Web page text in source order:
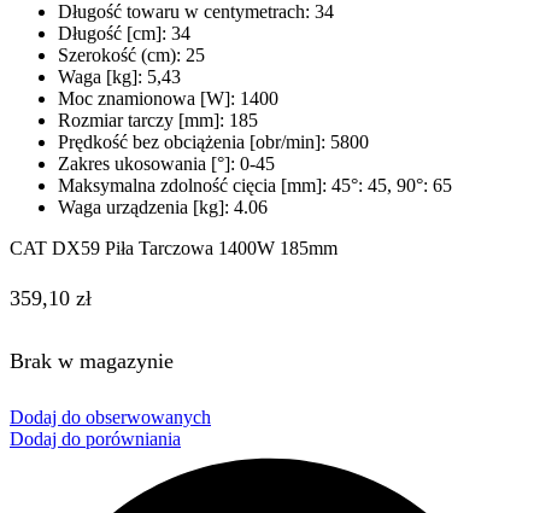
Długość towaru w centymetrach: 34
Długość [cm]: 34
Szerokość (cm): 25
Waga [kg]: 5,43
Moc znamionowa [W]: 1400
Rozmiar tarczy [mm]: 185
Prędkość bez obciążenia [obr/min]: 5800
Zakres ukosowania [°]: 0-45
Maksymalna zdolność cięcia [mm]: 45°: 45, 90°: 65
Waga urządzenia [kg]: 4.06
CAT DX59 Piła Tarczowa 1400W 185mm
359,10 zł
Brak w magazynie
Dodaj do obserwowanych
Dodaj do porówniania